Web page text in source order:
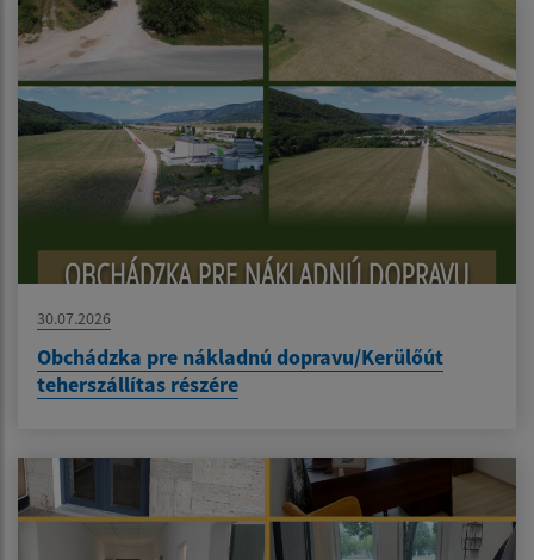
30.07.2026
Obchádzka pre nákladnú dopravu/Kerülőút
teherszállítas részére